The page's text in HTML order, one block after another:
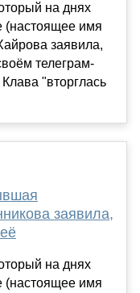
на днях
(настоящее имя
заявила,
телеграм-
"вторглась
заявила,
на днях
(настоящее имя